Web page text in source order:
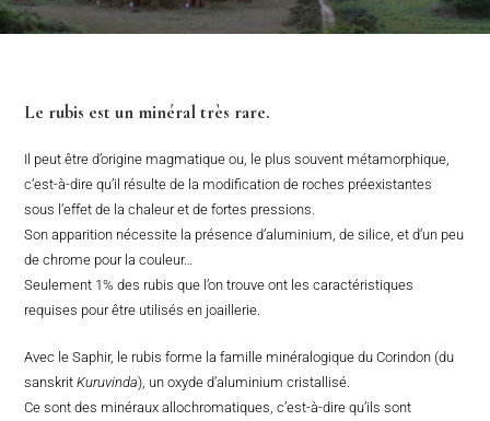
Le rubis est un minéral très rare.
Il peut être d’origine magmatique ou, le plus souvent métamorphique,
c’est-à-dire qu’il résulte de la modification de roches préexistantes
sous l’effet de la chaleur et de fortes pressions.
Son apparition nécessite la présence d’aluminium, de silice, et d’un peu
de chrome pour la couleur…
Seulement 1% des rubis que l’on trouve ont les caractéristiques
requises pour être utilisés en joaillerie.
Avec le Saphir, le rubis forme la famille minéralogique du Corindon (du
sanskritKuruvinda), un oxyde d’aluminium cristallisé.
Ce sont des minéraux allochromatiques, c’est-à-dire qu’ils sont